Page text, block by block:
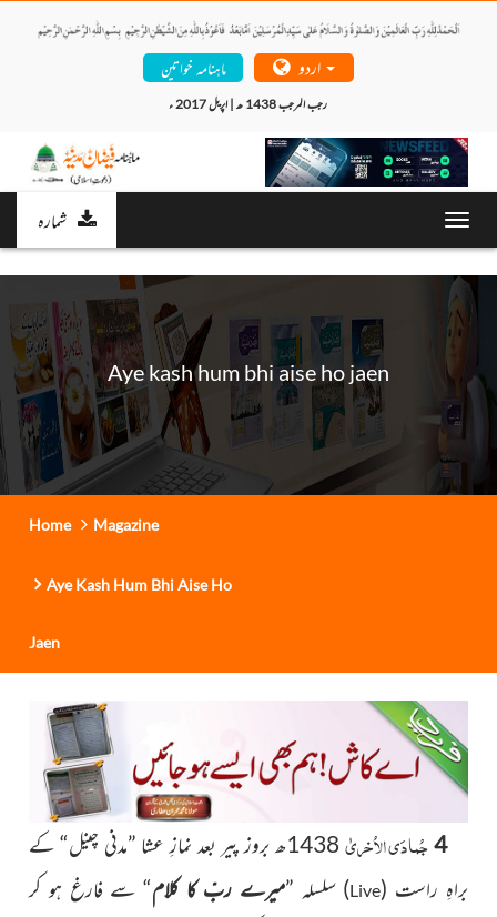
ماہنامہ خواتین
رجب المرجب 1438 ھ | اپریل 2017 ء
شمارہ
Aye kash hum bhi aise ho jaen
Home Magazine
Aye Kash Hum Bhi Aise Ho
Jaen
4 جُمادَی الاُخریٰ
1438ھ بروز پیر بعد نمازِ عشا ”مدنی چینل“ کے
براہِ راست (Live) سلسلہ ”میرے ربّ کا کلام“ سے فارغ ہو کر